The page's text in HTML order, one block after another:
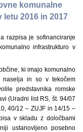
komunalne
2016 in 2017
razpisa je sofinanciranje
infrastrukturo v
ki imajo komunalno
naselja in so v tekočem
predstavnika romske
(Uradni list RS, št. 94/07
40/12 – ZUJF in 14/15 –
v skladu z določbami
ustanovljeno posebno